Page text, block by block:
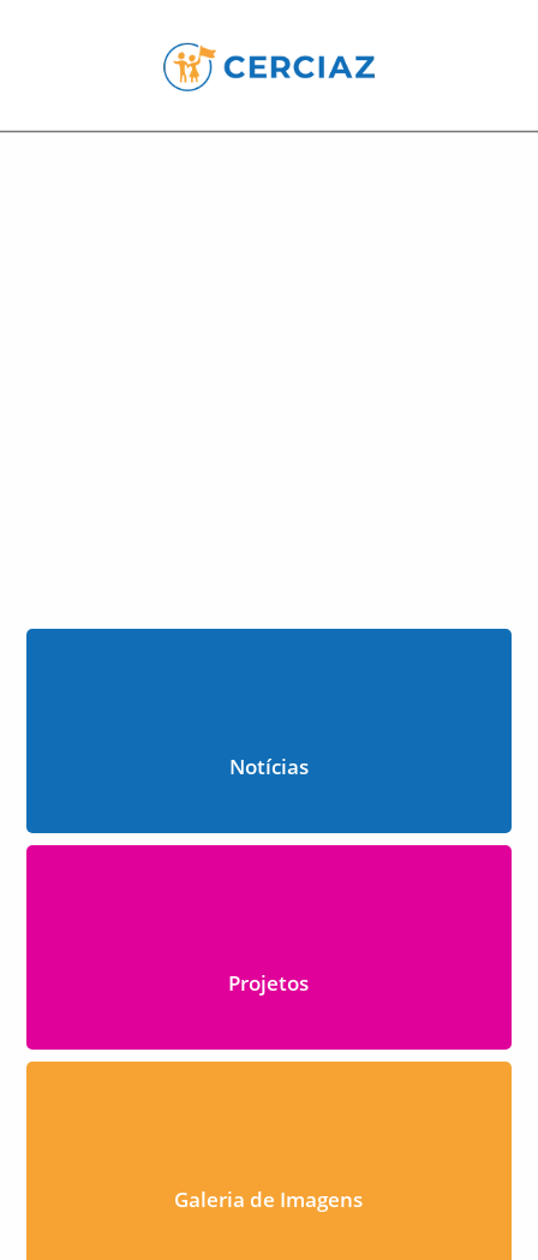
Notícias
Projetos
Galeria de Imagens